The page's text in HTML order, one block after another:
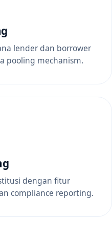
lender dan borrower
pooling mechanism.
dengan fitur
compliance reporting.